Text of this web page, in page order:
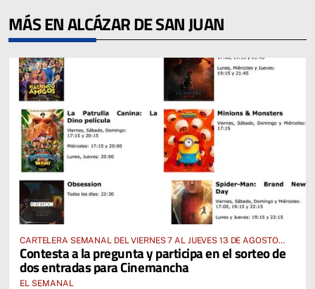
MÁS EN ALCÁZAR DE SAN JUAN
CARTELERA SEMANAL DEL VIERNES 7 AL JUEVES 13 DE AGOSTO
2026
Contesta a la pregunta y participa en el sorteo de
dos entradas para Cinemancha
EL SEMANAL